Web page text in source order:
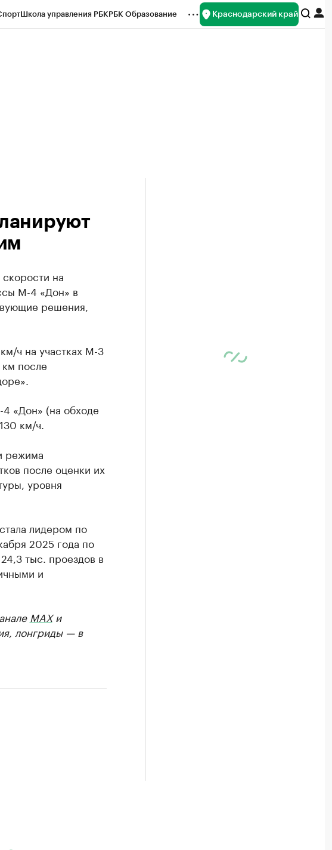
Школа управления РБКРБК Образование Краснодарский край
на
М-4 «Дон» в
решения,
ч на участках М-3
после
«Дон» (на обходе
км/ч.
режима
после оценки их
уровня
лидером по
2025 года по
тыс. проездов в
и
MAXи
лонгриды — в